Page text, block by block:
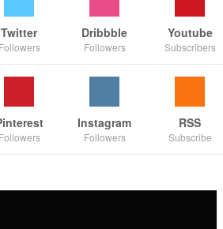
Twitter
Followers
Dribbble
Followers
Youtube
Subscribers
Followers
Instagram
Followers
RSS
Subscribe